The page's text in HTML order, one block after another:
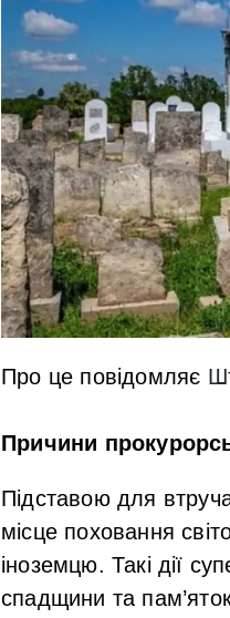
Про це повідомляє
Причини
Підставою для
місце поховання
іноземцю. Такі дії
спадщини та